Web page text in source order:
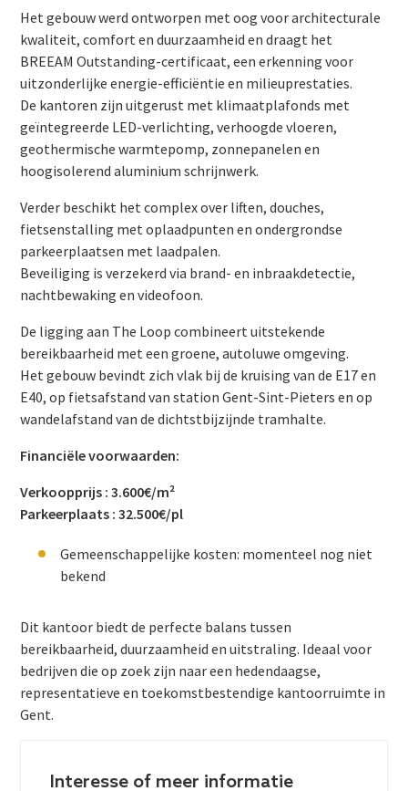
Het gebouw werd ontworpen met oog voor architecturale
kwaliteit, comfort en duurzaamheid en draagt het
BREEAM Outstanding-certificaat, een erkenning voor
uitzonderlijke energie-efficiëntie en milieuprestaties.
De kantoren zijn uitgerust met klimaatplafonds met
geïntegreerde LED-verlichting, verhoogde vloeren,
geothermische warmtepomp, zonnepanelen en
hoogisolerend aluminium schrijnwerk.
Verder beschikt het complex over liften, douches,
fietsenstalling met oplaadpunten en ondergrondse
parkeerplaatsen met laadpalen.
Beveiliging is verzekerd via brand- en inbraakdetectie,
nachtbewaking en videofoon.
De ligging aan The Loop combineert uitstekende
bereikbaarheid met een groene, autoluwe omgeving.
Het gebouw bevindt zich vlak bij de kruising van de E17 en
E40, op fietsafstand van station Gent-Sint-Pieters en op
wandelafstand van de dichtstbijzijnde tramhalte.
Financiële voorwaarden:
Verkoopprijs : 3.600€/m²
Parkeerplaats : 32.500€/pl
Gemeenschappelijke kosten: momenteel nog niet
bekend
Dit kantoor biedt de perfecte balans tussen
bereikbaarheid, duurzaamheid en uitstraling. Ideaal voor
bedrijven die op zoek zijn naar een hedendaagse,
representatieve en toekomstbestendige kantoorruimte in
Gent.
Interesse of meer informatie